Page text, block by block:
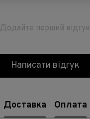
Додайте перший відгук
Написати відгук
Доставка Оплата